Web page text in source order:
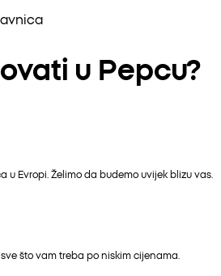
u Pepcu?
u Evropi. Želimo da budemo uvijek blizu vas.
što vam treba po niskim cijenama.